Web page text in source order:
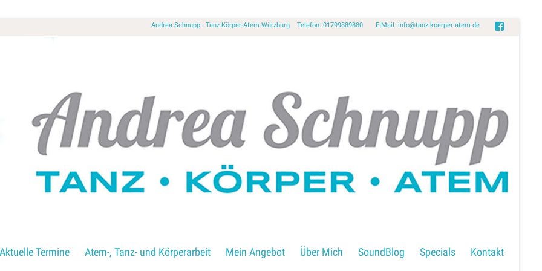
Andrea Schnupp - Tanz-Körper-Atem-Würzburg Telefon: 01799889880 E-Mail: info@tanz-koerper-atem.de
Aktuelle Termine Atem-, Tanz- und Körperarbeit Mein Angebot Über Mich SoundBlog Specials Kontakt